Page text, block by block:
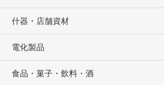
什器・店舗資材
電化製品
食品・菓子・飲料・酒